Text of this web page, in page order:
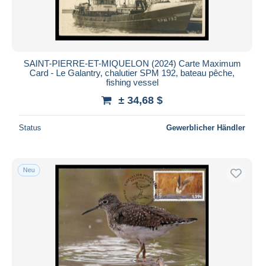
SAINT-PIERRE-ET-MIQUELON (2024) Carte Maximum
Card - Le Galantry, chalutier SPM 192, bateau pêche,
fishing vessel
± 34,68 $
Status Gewerblicher Händler
Neu